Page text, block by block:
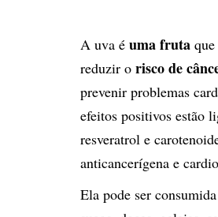
A uva é uma fruta
reduzir o risco de
prevenir problemas
efeitos positivos estão
resveratrol e
anticancerígena e
Ela pode ser